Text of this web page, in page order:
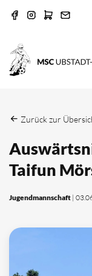
Zurück zur
Taifun
Jugendmannschaft |